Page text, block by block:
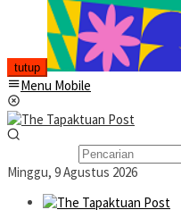
tutup
Menu Mobile
Minggu, 9 Agustus 2026